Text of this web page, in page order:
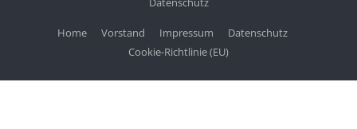
Home Vorstand Impressum
Datenschutz
Cookie-Richtlinie (EU)